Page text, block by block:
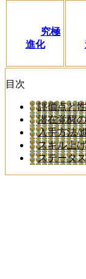
究極
進化
目次
評価点と
潜在覚醒
入手方法/
スキル上
ステータ